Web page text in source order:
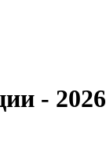
- 2026